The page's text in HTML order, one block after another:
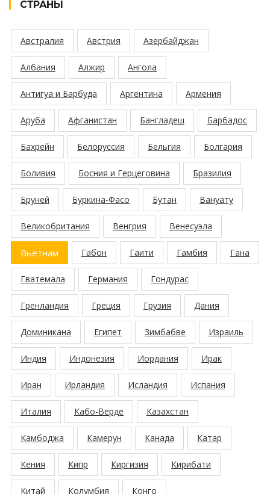
СТРАНЫ
Австралия Австрия Азербайджан
Албания Алжир Ангола
Антигуа и Барбуда Аргентина Армения
Аруба Афганистан Бангладеш Барбадос
Бахрейн Белоруссия Бельгия Болгария
Боливия Босния и Герцеговина Бразилия
Бруней Буркина-Фасо Бутан Вануату
Великобритания Венгрия Венесуэла
Вьетнам Габон Гаити Гамбия Гана
Гватемала Германия Гондурас
Гренландия Греция Грузия Дания
Доминикана Египет Зимбабве Израиль
Индия Индонезия Иордания Ирак
Иран Ирландия Исландия Испания
Италия Кабо-Верде Казахстан
Камбоджа Камерун Канада Катар
Кения Кипр Киргизия Кирибати
Китай Колумбия Конго